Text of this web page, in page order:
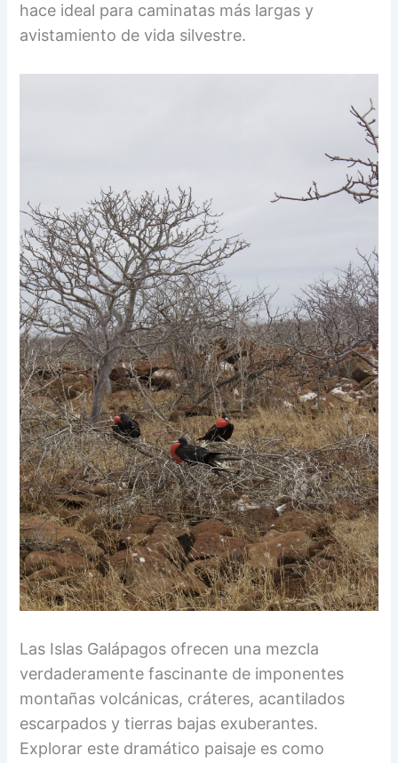
hace ideal para caminatas más largas y
avistamiento de vida silvestre.
Las Islas Galápagos ofrecen una mezcla
verdaderamente fascinante de imponentes
montañas volcánicas, cráteres, acantilados
escarpados y tierras bajas exuberantes.
Explorar este dramático paisaje es como